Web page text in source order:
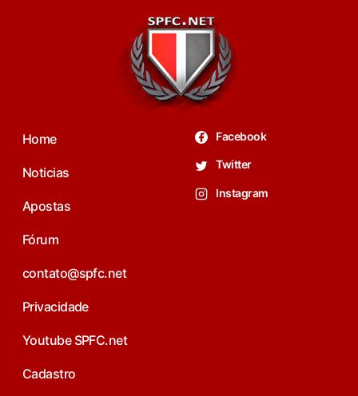
Home
Noticias
Apostas
Fórum
contato@spfc.net
Privacidade
Youtube SPFC.net
Cadastro
Facebook
Twitter
Instagram